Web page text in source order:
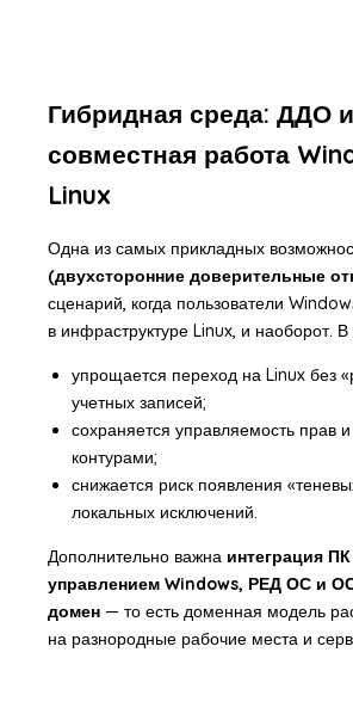
Гибридная среда: ДДО и
совместная работа
Linux
Одна из самых прикладных
(двухсторонние доверительные
сценарий, когда пользователи
в инфраструктуре Linux, и наоборот. В
упрощается переход на Linux без
учетных записей;
сохраняется управляемость прав
контурами;
снижается риск появления
локальных исключений.
Дополнительно важна интеграция
управлением Windows, РЕД ОС и
домен— то есть доменная модель
на разнородные рабочие места и